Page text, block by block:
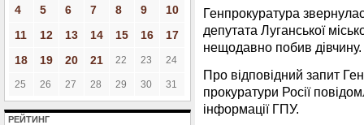
4
5 6 7 8 9
10
11
12 13 14 15 16
17
18
19 20 21 22 23 24
25 26 27 28 29 30 31
РЕЙТИНГ
Генпрокуратура
депутата Луганської
нещодавно побив дівчину.
Про відповідний запит
прокуратури Росії
інформації ГПУ.